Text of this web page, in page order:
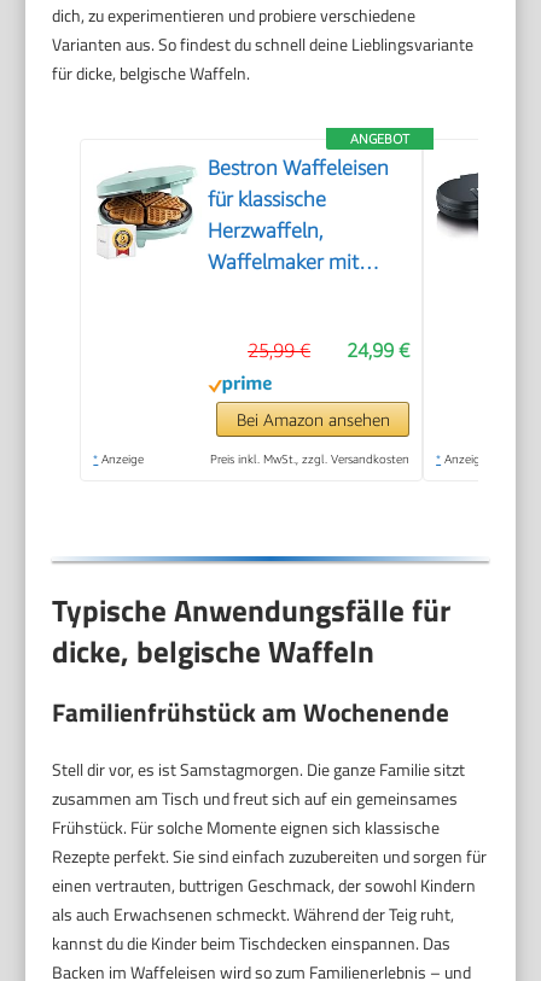
dich, zu experimentieren und probiere verschiedene
Varianten aus. So findest du schnell deine Lieblingsvariante
für dicke, belgische Waffeln.
ANGEBOT
Bestron Waffeleisen
für klassische
Herzwaffeln,
Waffelmaker mit
Herzform, Retro
Design, 700 Watt,
Farbe: Mint
24,99 €
25,99 €
Bei Amazon ansehen
* Anzeige Preis inkl. MwSt., zzgl. Versandkosten * Anzeige
Typische Anwendungsfälle für
dicke, belgische Waffeln
Familienfrühstück am Wochenende
Stell dir vor, es ist Samstagmorgen. Die ganze Familie sitzt
zusammen am Tisch und freut sich auf ein gemeinsames
Frühstück. Für solche Momente eignen sich klassische
Rezepte perfekt. Sie sind einfach zuzubereiten und sorgen für
einen vertrauten, buttrigen Geschmack, der sowohl Kindern
als auch Erwachsenen schmeckt. Während der Teig ruht,
kannst du die Kinder beim Tischdecken einspannen. Das
Backen im Waffeleisen wird so zum Familienerlebnis – und